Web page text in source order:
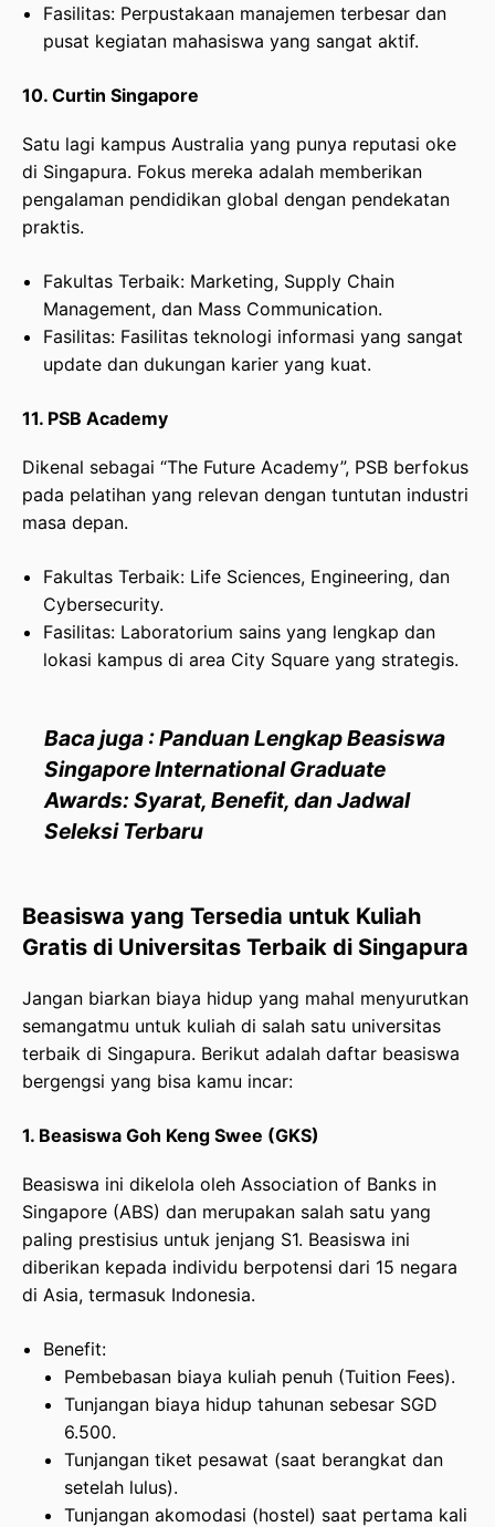
Fasilitas: Perpustakaan manajemen terbesar dan
pusat kegiatan mahasiswa yang sangat aktif.
10. Curtin Singapore
Satu lagi kampus Australia yang punya reputasi oke
di Singapura. Fokus mereka adalah memberikan
pengalaman pendidikan global dengan pendekatan
praktis.
Fakultas Terbaik: Marketing, Supply Chain
Management, dan Mass Communication.
Fasilitas: Fasilitas teknologi informasi yang sangat
update dan dukungan karier yang kuat.
11. PSB Academy
Dikenal sebagai “The Future Academy”, PSB berfokus
pada pelatihan yang relevan dengan tuntutan industri
masa depan.
Fakultas Terbaik: Life Sciences, Engineering, dan
Cybersecurity.
Fasilitas: Laboratorium sains yang lengkap dan
lokasi kampus di area City Square yang strategis.
Baca juga : Panduan Lengkap Beasiswa
Singapore International Graduate
Awards: Syarat, Benefit, dan Jadwal
Seleksi Terbaru
Beasiswa yang Tersedia untuk Kuliah
Gratis di Universitas Terbaik di Singapura
Jangan biarkan biaya hidup yang mahal menyurutkan
semangatmu untuk kuliah di salah satu universitas
terbaik di Singapura. Berikut adalah daftar beasiswa
bergengsi yang bisa kamu incar:
1. Beasiswa Goh Keng Swee (GKS)
Beasiswa ini dikelola oleh Association of Banks in
Singapore (ABS) dan merupakan salah satu yang
paling prestisius untuk jenjang S1. Beasiswa ini
diberikan kepada individu berpotensi dari 15 negara
di Asia, termasuk Indonesia.
Benefit:
Pembebasan biaya kuliah penuh (Tuition Fees).
Tunjangan biaya hidup tahunan sebesar SGD
6.500.
Tunjangan tiket pesawat (saat berangkat dan
setelah lulus).
Tunjangan akomodasi (hostel) saat pertama kali